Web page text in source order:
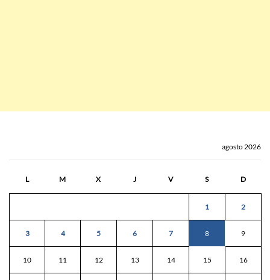
agosto 2026
L M X J V S D
1 2
3 4 5 6 7 8 9
10 11 12 13 14 15 16